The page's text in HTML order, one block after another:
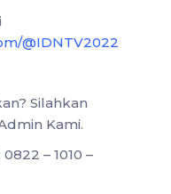
@IDNTV2022
Silahkan
Kami.
– 1010 –